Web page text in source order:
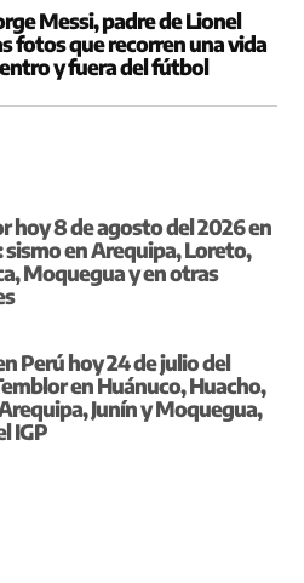
Messi, padre de Lionel
fotos que recorren una vida
y fuera del fútbol
hoy 8 de agosto del 2026 en
sismo en Arequipa, Loreto,
Moquegua y en otras
Perú hoy 24 de julio del
en Huánuco, Huacho,
Junín y Moquegua,
IGP